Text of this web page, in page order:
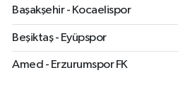
Başakşehir - Kocaelispor
Beşiktaş - Eyüpspor
Amed - Erzurumspor FK